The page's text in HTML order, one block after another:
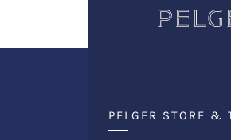
PELGER STORE &